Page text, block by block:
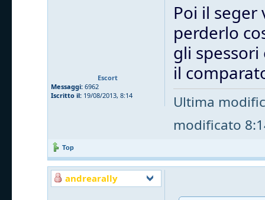
Escort
Messaggi: 6962
Iscritto il: 19/08/2013, 8:14
Poi il
perderlo
gli
il
Ultima
modificato
Top
andrearally